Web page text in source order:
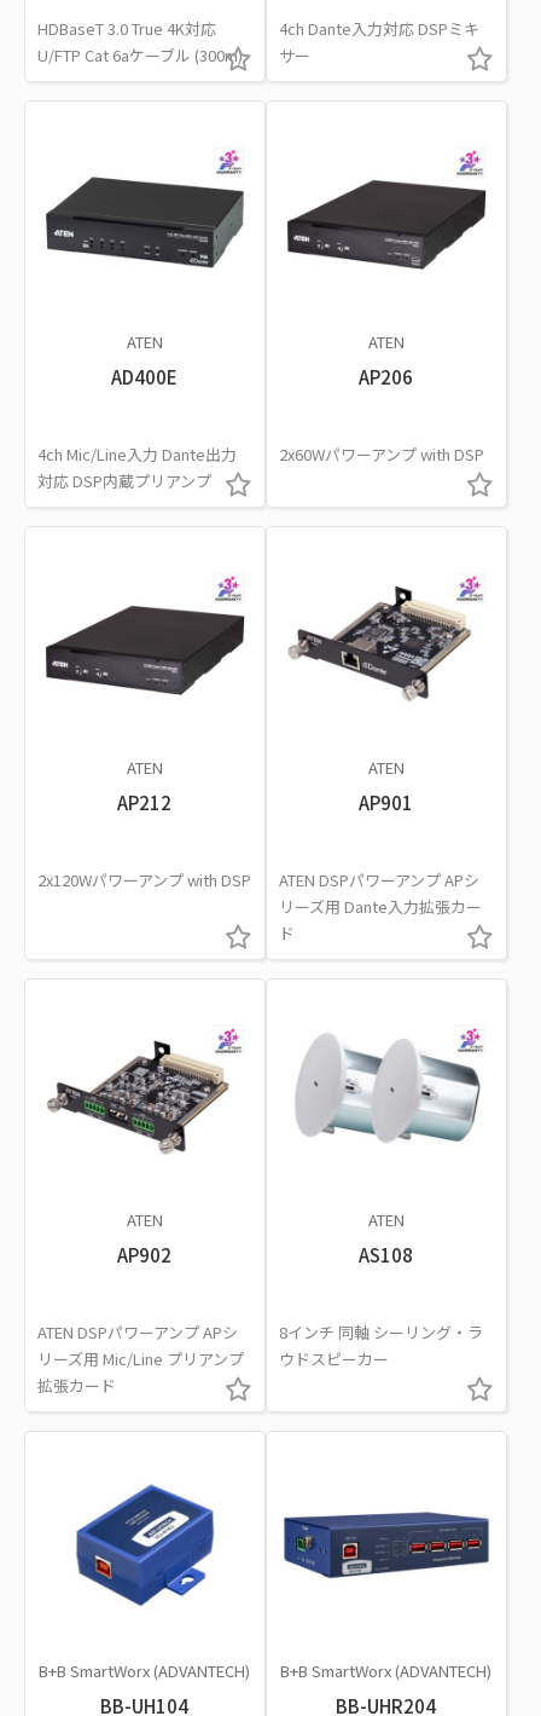
HDBaseT 3.0 True 4K対応
U/FTP Cat 6aケーブル (300m)
4ch Dante入力対応 DSPミキ
サー
ATEN
AD400E
4ch Mic/Line入力 Dante出力
対応 DSP内蔵プリアンプ
ATEN
AP206
2x60Wパワーアンプ with DSP
ATEN
AP212
2x120Wパワーアンプ with DSP
ATEN
AP901
ATEN DSPパワーアンプ APシ
リーズ用 Dante入力拡張カー
ド
ATEN
AP902
ATEN DSPパワーアンプ APシ
リーズ用 Mic/Line プリアンプ
拡張カード
ATEN
AS108
8インチ 同軸 シーリング・ラ
ウドスピーカー
B+B SmartWorx (ADVANTECH)
BB-UH104
B+B SmartWorx (ADVANTECH)
BB-UHR204